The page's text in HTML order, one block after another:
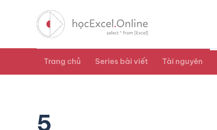
Trang chủ Series bài viết Tài nguyên
5